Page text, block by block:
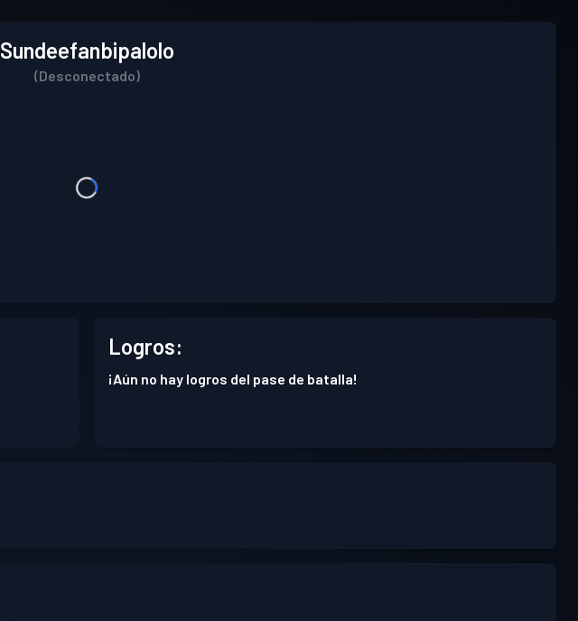
Sundeefanbipalolo
(Desconectado)
Logros:
¡Aún no hay logros del pase de batalla!